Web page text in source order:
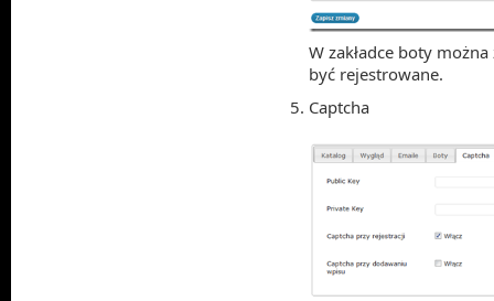
W zakładce boty
być rejestrowane.
Captcha